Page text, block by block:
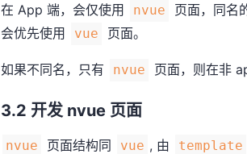
在 App 端，会仅使用
nvue 页面，同名
会优先使用
vue 页面。
如果不同名，只有 nvue 页面，则在非
3.2 开发 nvue 页面
nvue 页面结构同 vue , 由 template